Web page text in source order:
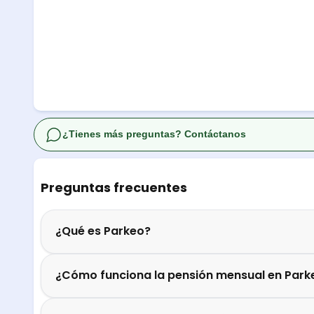
Preguntas frecuentes
¿Qué es Parkeo?
¿Cómo funciona la pensión mensual en
¿Tienes más preguntas? Contáctanos